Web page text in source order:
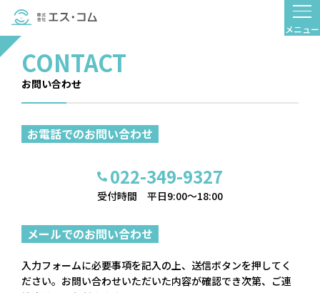
太陽光発
蓄電池シ
V2Hシステ
ム
電
工務店・
メニュー
お問い合わせ
お電話でのお問い合わせ
022-349-9327
受付時間 平日9:00～18:00
メールでのお問い合わせ
入力フォームに必要事項を記入の上、送信ボタンを押してく
ださい。お問い合わせいただいた内容が確認でき次第、ご連